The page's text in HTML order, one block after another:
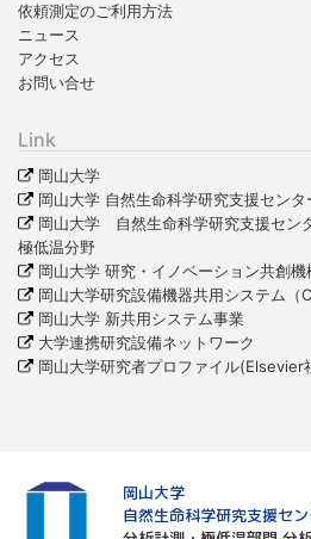
依頼測定のご利用方法
ニュース
アクセス
お問い合せ
Link
岡山大学
岡山大学 自然生命科学研究支援センタ
岡山大学 自然生命科学研究支援セン
極低温分野
岡山大学 研究・イノベーション共創
岡山大学研究設備機器共用システム（
岡山大学 新共用システム事業
大学連携研究設備ネットワーク
岡山大学研究者プロファイル(Elsevier
岡山大学
自然生命科学研究支援セ